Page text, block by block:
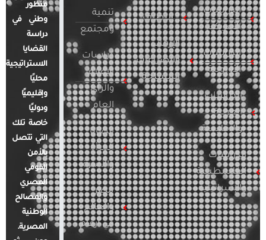
الدراسات
الأمريكية
الدراسات
الأوروبية
الدراسات
العربية
والإقليمية
الدراسات
الفلسطينية
والإسرائيلية
التطرف
الإرهاب
والصراعات
المسلحة
تنمية
ومجتمع
دراسات
الإعلام
والرأي
العام
قضايا
المرأة
والأسرة
مصر
والعالم
في أرقام
منظور
وطني في
دراسة
القضايا
الاستراتيجية
محليًا
وإقليميًا
ودوليًا
خاصة تلك
التي تتصل
بالأمن
القومي
المصري
والمصالح
الوطنية
المصرية.